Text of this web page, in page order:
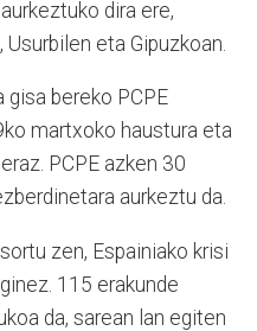
dira ere,
eta Gipuzkoan.
gisa bereko PCPE
martxoko haustura eta
PCPE azken 30
aurkeztu da.
zen, Espainiako krisi
115 erakunde
da, sarean lan egiten